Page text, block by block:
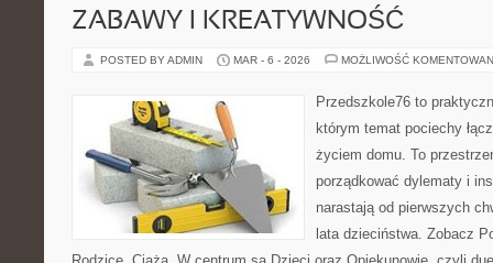
ZABAWY I KREATYWNOŚĆ
POSTED BY ADMIN MAR - 6 - 2026 MOŻLIWOŚĆ
Przedszkole76 to
którym temat pociechy
życiem domu. To
porządkować dylematy i
narastają od pierwszych
lata dzieciństwa. Zobacz